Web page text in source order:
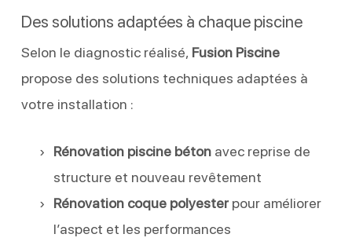
Des solutions adaptées à chaque piscine
Selon le diagnostic réalisé, Fusion Piscine
propose des solutions techniques adaptées à
votre installation :
Rénovation piscine bétonavec reprise de
structure et nouveau revêtement
Rénovation coque polyesterpour améliorer
l’aspect et les performances